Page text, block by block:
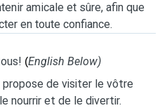
amicale et sûre, afin que
en toute confiance.
(English Below)
de visiter le vôtre
nourrir et de le divertir.